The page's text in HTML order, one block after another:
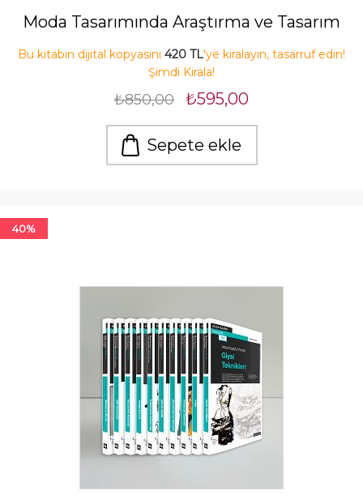
Moda Tasarımında Araştırma ve Tasarım
Bu kitabın dijital kopyasını 420 TL'ye kiralayın, tasarruf edin!
Şimdi Kirala!
₺850,00 ₺595,00
Sepete ekle
40%